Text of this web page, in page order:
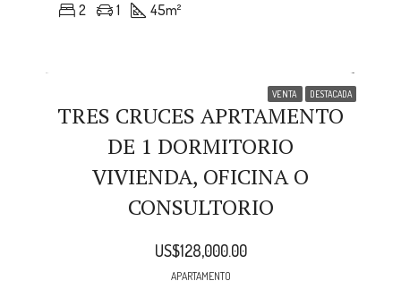
2 1 45m²
VENTA DESTACADA
TRES CRUCES APRTAMENTO
DE 1 DORMITORIO
VIVIENDA, OFICINA O
CONSULTORIO
US$128,000.00
APARTAMENTO